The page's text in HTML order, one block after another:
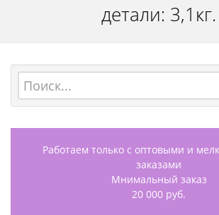
детали: 3,1кг.
Работаем только с оптовыми и
заказами
Мнимальный заказ
20 000 руб.